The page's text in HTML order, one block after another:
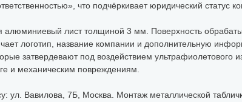
что подчёркивает юридический статус
алюминиевый лист толщиной 3 мм. Поверхность
логотип, название компании и дополнительную
затвердевают под воздействием ультрафиолетового
и механическим повреждениям.
ул. Вавилова, 7Б, Москва. Монтаж металлической